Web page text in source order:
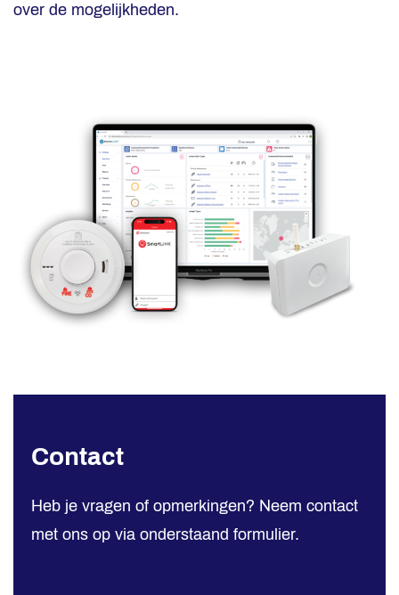
over de mogelijkheden.
Contact
Contact
Heb je vragen of opmerkingen? Neem contact
met ons op via onderstaand formulier.